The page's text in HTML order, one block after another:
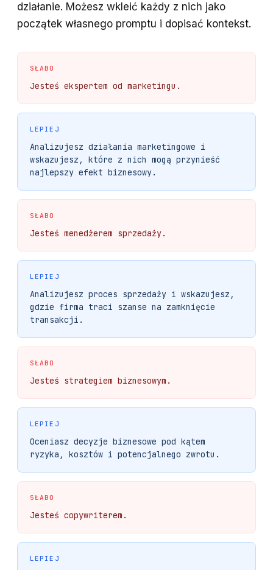
działanie. Możesz wkleić każdy z nich jako
początek własnego promptu i dopisać kontekst.
SŁABO
Jesteś ekspertem od marketingu.
LEPIEJ
Analizujesz działania marketingowe i
wskazujesz, które z nich mogą przynieść
najlepszy efekt biznesowy.
SŁABO
Jesteś menedżerem sprzedaży.
LEPIEJ
Analizujesz proces sprzedaży i wskazujesz,
gdzie firma traci szanse na zamknięcie
transakcji.
SŁABO
Jesteś strategiem biznesowym.
LEPIEJ
Oceniasz decyzje biznesowe pod kątem
ryzyka, kosztów i potencjalnego zwrotu.
SŁABO
Jesteś copywriterem.
LEPIEJ